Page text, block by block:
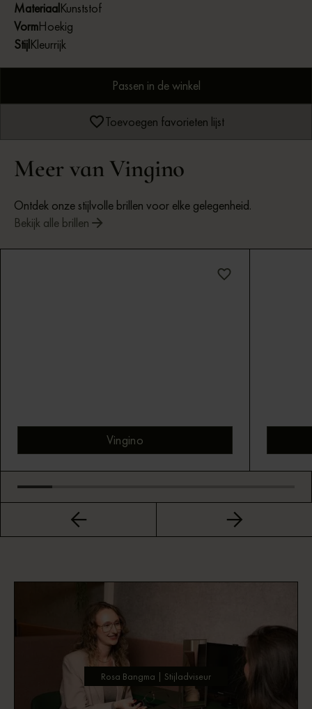
MateriaalKunststof
VormHoekig
StijlKleurrijk
Passen in de winkel
Toevoegen favorieten lijst
Meer van Vingino
Ontdek onze stijlvolle brillen voor elke gelegenheid.
Bekijk alle brillen
Vingino
Bekijk montuur
Rosa Bangma | Stijladviseur